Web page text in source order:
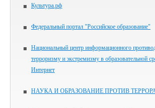
Культура.рф
Федеральный портал "Российское образование"
Национальный центр информационного
терроризму и экстремизму в образовательной
Интернет
НАУКА И ОБРАЗОВАНИЕ ПРОТИВ